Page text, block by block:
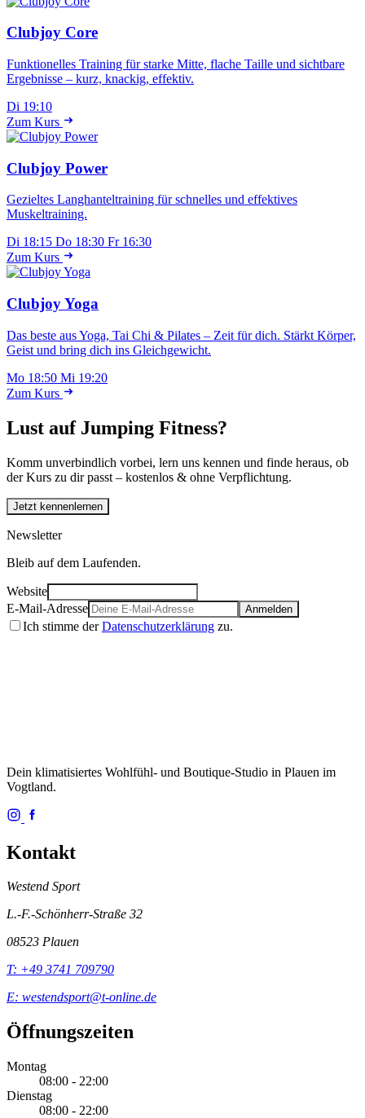
Clubjoy Core
Funktionelles Training für starke Mitte, flache Taille und sichtbare
Ergebnisse – kurz, knackig, effektiv.
Di 19:10
Zum Kurs
Clubjoy Power
Gezieltes Langhanteltraining für schnelles und effektives
Muskeltraining.
Di 18:15 Do 18:30 Fr 16:30
Zum Kurs
Clubjoy Yoga
Das beste aus Yoga, Tai Chi & Pilates – Zeit für dich. Stärkt Körper,
Geist und bring dich ins Gleichgewicht.
Mo 18:50 Mi 19:20
Zum Kurs
Lust auf Jumping Fitness?
Komm unverbindlich vorbei, lern uns kennen und finde heraus, ob
der Kurs zu dir passt – kostenlos & ohne Verpflichtung.
Jetzt kennenlernen
Newsletter
Bleib auf dem Laufenden.
Website
E-Mail-Adresse
Anmelden
Ich stimme der Datenschutzerklärung zu.
Dein klimatisiertes Wohlfühl- und Boutique-Studio in Plauen im
Vogtland.
Kontakt
Westend Sport
L.-F.-Schönherr-Straße 32
08523 Plauen
T: +49 3741 709790
E: westendsport@t-online.de
Öffnungszeiten
Montag
08:00 - 22:00
Dienstag
08:00 - 22:00